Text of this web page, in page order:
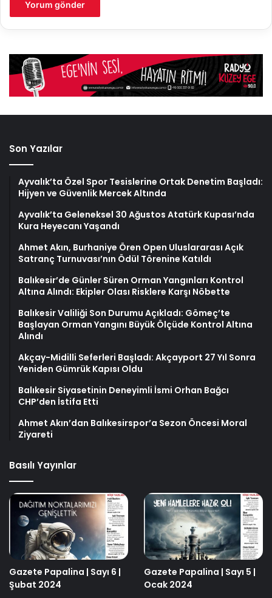
Son Yazılar
Ayvalık’ta Özel Spor Tesislerine Ortak Denetim Başladı:
Hijyen ve Güvenlik Mercek Altında
Ayvalık’ta Geleneksel 30 Ağustos Atatürk Kupası’nda
Kura Heyecanı Yaşandı
Ahmet Akın, Burhaniye Ören Open Uluslararası Açık
Satranç Turnuvası’nın Ödül Törenine Katıldı
Balıkesir’de Günler Süren Orman Yangınları Kontrol
Altına Alındı: Ekipler Olası Risklere Karşı Nöbette
Balıkesir Valiliği Son Durumu Açıkladı: Gömeç’te
Başlayan Orman Yangını Büyük Ölçüde Kontrol Altına
Alındı
Akçay-Midilli Seferleri Başladı: Akçayport 27 Yıl Sonra
Yeniden Gümrük Kapısı Oldu
Balıkesir Siyasetinin Deneyimli İsmi Orhan Bağcı
CHP’den İstifa Etti
Ahmet Akın’dan Balıkesirspor’a Sezon Öncesi Moral
Ziyareti
Basılı Yayınlar
Gazete Papalina | Sayı 6 |
Şubat 2024
Gazete Papalina | Sayı 5 |
Ocak 2024